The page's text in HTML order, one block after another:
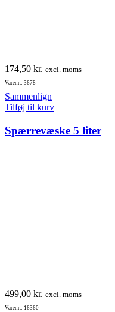
174,50 kr. excl. moms
Varenr.: 3678
Sammenlign
Tilføj til kurv
Spærrevæske 5 liter
499,00 kr. excl. moms
Varenr.: 16360